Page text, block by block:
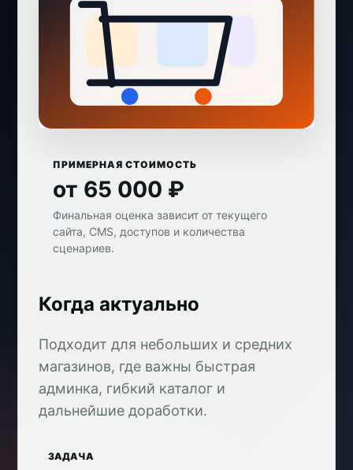
ПРИМЕРНАЯ СТОИМОСТЬ
от 65 000 ₽
Финальная оценка зависит от текущего
сайта, CMS, доступов и количества
сценариев.
Когда актуально
Подходит для небольших и средних
магазинов, где важны быстрая
админка, гибкий каталог и
дальнейшие доработки.
ЗАДАЧА